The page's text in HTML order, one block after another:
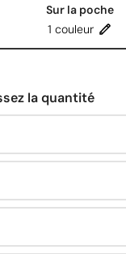
Sur la poche
1 couleur
la quantité